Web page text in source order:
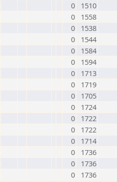
0
1510
0
1558
0
1538
0
1544
0
1584
0
1594
0
1713
0
1719
0
1705
0
1724
0
1722
0
1722
0
1714
0
1736
0
1736
0 1736